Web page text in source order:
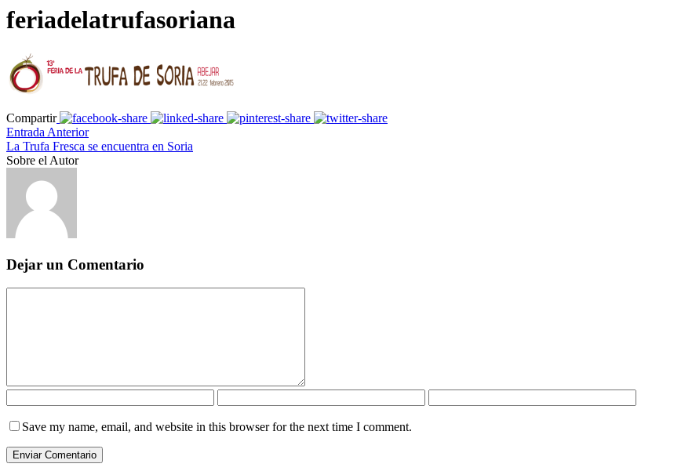
feriadelatrufasoriana
Compartir
Entrada Anterior
La Trufa Fresca se encuentra en Soria
Sobre el Autor
Dejar un Comentario
Save my name, email, and website in this browser for the next time I comment.